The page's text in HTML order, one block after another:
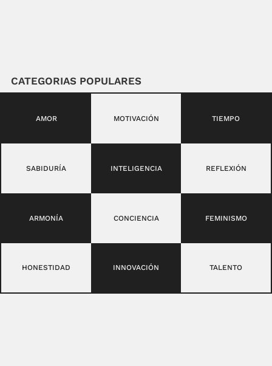
CATEGORIAS POPULARES
AMOR MOTIVACIÓN TIEMPO
SABIDURÍA INTELIGENCIA REFLEXIÓN
ARMONÍA CONCIENCIA FEMINISMO
HONESTIDAD INNOVACIÓN TALENTO